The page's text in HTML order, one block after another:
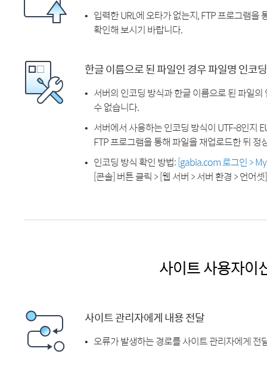
입력한 URL에 오타가 없는지, FTP 프로그램
확인해 보시기 바랍니다.
한글 이름으로 된 파일인 경우 파일명 인코
서버의 인코딩 방식과 한글 이름으로 된 파일
수 없습니다.
서버에서 사용하는 인코딩 방식이 UTF-8인지
FTP 프로그램을 통해 파일을 재업로드한 뒤
인코딩 방식 확인 방법:[gabia.com 로그인 >
[콘솔] 버튼 클릭 > [웹 서버 > 서버 환경 > 언어
사이트 사용자이
사이트 관리자에게 내용 전달
오류가 발생하는 경로를 사이트 관리자에게 전